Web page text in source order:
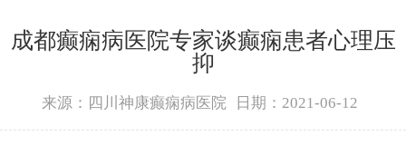
成都癫痫病医院专家谈癫痫患者心理压
抑
来源：四川神康癫痫病医院 日期：2021-06-12